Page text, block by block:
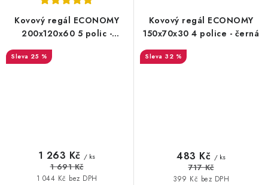
Kovový regál ECONOMY
200x120x60 5 polic -
25 %
1 044 Kč bez DPH
1 263 Kč / ks
1 691 Kč
Kovový regál ECONOMY
150x70x30 4 police - černá
32 %
399 Kč bez DPH
483 Kč / ks
717 Kč